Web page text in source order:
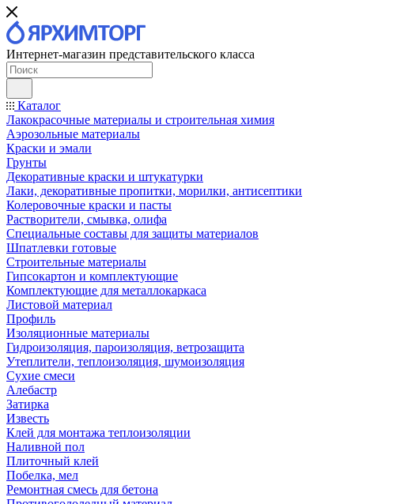
Интернет-магазин представительского класса
Каталог
Лакокрасочные материалы и строительная химия
Аэрозольные материалы
Краски и эмали
Грунты
Декоративные краски и штукатурки
Лаки, декоративные пропитки, морилки, антисептики
Колеровочные краски и пасты
Растворители, смывка, олифа
Специальные составы для защиты материалов
Шпатлевки готовые
Строительные материалы
Гипсокартон и комплектующие
Комплектующие для металлокаркаса
Листовой материал
Профиль
Изоляционные материалы
Гидроизоляция, пароизоляция, ветрозащита
Утеплители, теплоизоляция, шумоизоляция
Сухие смеси
Алебастр
Затирка
Известь
Клей для монтажа теплоизоляции
Наливной пол
Плиточный клей
Побелка, мел
Ремонтная смесь для бетона